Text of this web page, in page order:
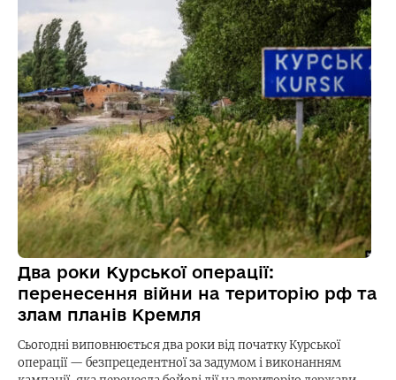
Два роки Курської операції:
перенесення війни на територію рф та
злам планів Кремля
Сьогодні виповнюється два роки від початку Курської
операції — безпрецедентної за задумом і виконанням